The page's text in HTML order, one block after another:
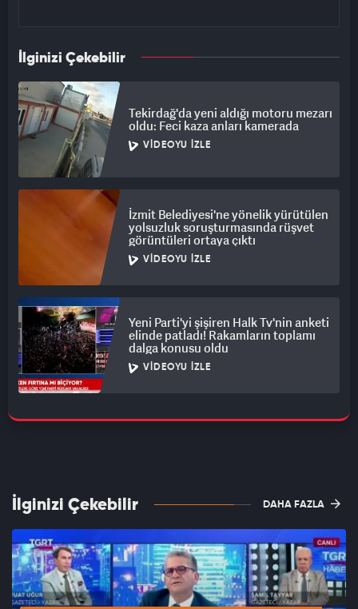
İlginizi Çekebilir
Tekirdağ'da yeni aldığı motoru mezarı
oldu: Feci kaza anları kamerada
VIDEOYU İZLE
İzmit Belediyesi'ne yönelik yürütülen
yolsuzluk soruşturmasında rüşvet
görüntüleri ortaya çıktı
VIDEOYU İZLE
Yeni Parti'yi şişiren Halk Tv'nin anketi
elinde patladı! Rakamların toplamı
dalga konusu oldu
VIDEOYU İZLE
İlginizi Çekebilir DAHA FAZLA